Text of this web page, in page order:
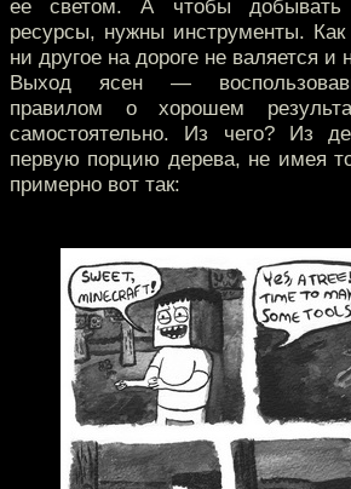
ее светом. А чтобы добывать
ресурсы, нужны инструменты.
ни другое на дороге не валяется и
Выход ясен —
правилом о хорошем
самостоятельно. Из чего? Из
первую порцию дерева, не имея
примерно вот так: